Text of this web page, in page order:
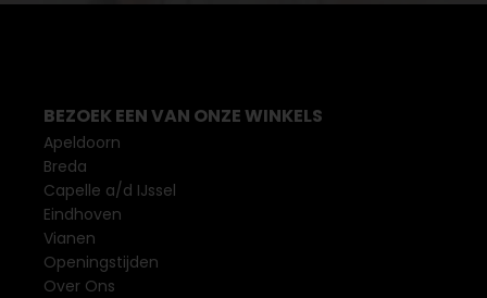
BEZOEK EEN VAN ONZE WINKELS
Apeldoorn
Breda
Capelle a/d IJssel
Eindhoven
Vianen
Openingstijden
Over Ons